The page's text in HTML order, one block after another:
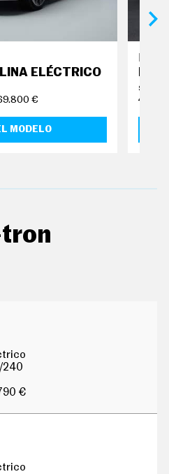
ELÉCTRICO
€
MODELO
sedán
240
€